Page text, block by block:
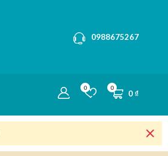
0988675267
0
0₫
0